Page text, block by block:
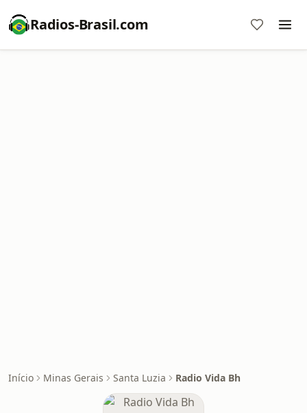
Radios-Brasil.com
Início Minas Gerais Santa Luzia Radio Vida Bh